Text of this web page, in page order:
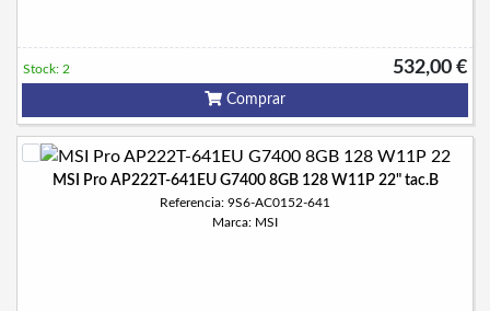
532,00 €
Stock: 2
Comprar
MSI Pro AP222T-641EU G7400 8GB 128 W11P 22" tac.B
Referencia: 9S6-AC0152-641
Marca: MSI